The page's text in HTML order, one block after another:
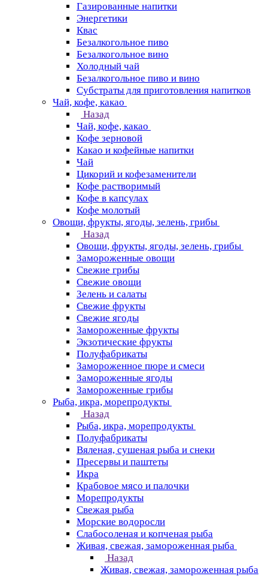
Газированные напитки
Энергетики
Квас
Безалкогольное пиво
Безалкогольное вино
Холодный чай
Безалкогольное пиво и вино
Субстраты для приготовления напитков
Чай, кофе, какао
Назад
Чай, кофе, какао
Кофе зерновой
Какао и кофейные напитки
Чай
Цикорий и кофезаменители
Кофе растворимый
Кофе в капсулах
Кофе молотый
Овощи, фрукты, ягоды, зелень, грибы
Назад
Овощи, фрукты, ягоды, зелень, грибы
Замороженные овощи
Свежие грибы
Свежие овощи
Зелень и салаты
Свежие фрукты
Свежие ягоды
Замороженные фрукты
Экзотические фрукты
Полуфабрикаты
Замороженное пюре и смеси
Замороженные ягоды
Замороженные грибы
Рыба, икра, морепродукты
Назад
Рыба, икра, морепродукты
Полуфабрикаты
Вяленая, сушеная рыба и снеки
Пресервы и паштеты
Икра
Крабовое мясо и палочки
Морепродукты
Свежая рыба
Морские водоросли
Слабосоленая и копченая рыба
Живая, свежая, замороженная рыба
Назад
Живая, свежая, замороженная рыба